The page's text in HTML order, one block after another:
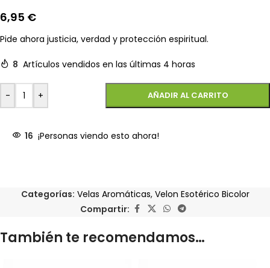
6,95 €
Pide ahora justicia, verdad y protección espiritual.
8 Artículos vendidos en las últimas 4 horas
- + AÑADIR AL CARRITO
16 ¡Personas viendo esto ahora!
Categorías: Velas Aromáticas, Velon Esotérico Bicolor
Compartir:
También te recomendamos…